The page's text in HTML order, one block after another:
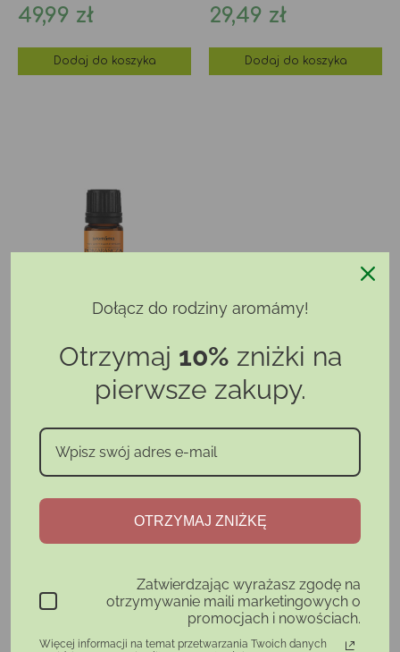
Cena
49,99 zł
Dodaj do koszyka
Cena
29,49 zł
Dodaj do koszyka
OLEJEK ETERYCZNY ZE
Dodaj do koszyka
Dołącz do rodziny aromámy!
Otrzymaj 10% zniżki na
pierwsze zakupy.
OTRZYMAJ ZNIŻKĘ
Zatwierdzając wyrażasz zgodę na
otrzymywanie maili marketingowych o
promocjach i nowościach.
Więcej informacji na temat przetwarzania Twoich danych